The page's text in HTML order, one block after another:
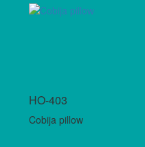
HO-403
Cobija pillow